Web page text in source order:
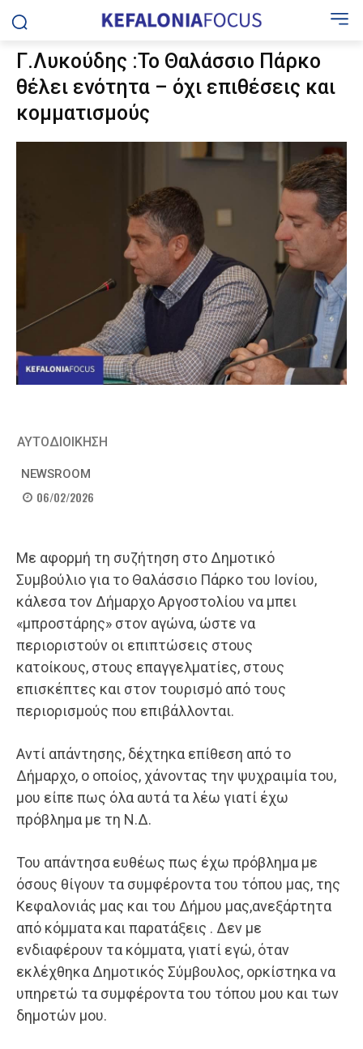
Γ.Λυκούδης :Το Θαλάσσιο Πάρκο
θέλει ενότητα – όχι επιθέσεις και
κομματισμούς
ΑΥΤΟΔΙΟΙΚΗΣΗ
NEWSROOM
06/02/2026
Με αφορμή τη συζήτηση στο Δημοτικό
Συμβούλιο για το Θαλάσσιο Πάρκο του Ιονίου,
κάλεσα τον Δήμαρχο Αργοστολίου να μπει
«μπροστάρης» στον αγώνα, ώστε να
περιοριστούν οι επιπτώσεις στους
κατοίκους, στους επαγγελματίες, στους
επισκέπτες και στον τουρισμό από τους
περιορισμούς που επιβάλλονται.
Αντί απάντησης, δέχτηκα επίθεση από το
Δήμαρχο, ο οποίος, χάνοντας την ψυχραιμία του,
μου είπε πως όλα αυτά τα λέω γιατί έχω
πρόβλημα με τη Ν.Δ.
Του απάντησα ευθέως πως έχω πρόβλημα με
όσους θίγουν τα συμφέροντα του τόπου μας, της
Κεφαλονιάς μας και του Δήμου μας,ανεξάρτητα
από κόμματα και παρατάξεις . Δεν με
ενδιαφέρουν τα κόμματα, γιατί εγώ, όταν
εκλέχθηκα Δημοτικός Σύμβουλος, ορκίστηκα να
υπηρετώ τα συμφέροντα του τόπου μου και των
δημοτών μου.